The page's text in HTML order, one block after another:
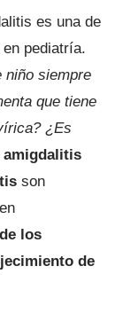
es una de
pediatría.
niño siempre
que tiene
¿Es
amigdalitis
son
los
de